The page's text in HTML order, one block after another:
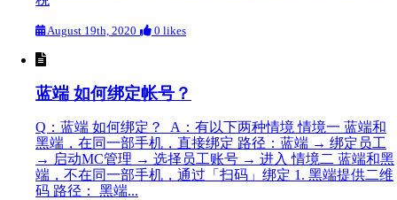
August 19th, 2020 0 likes
蓝端 如何绑定帐号？
Q：蓝端 如何绑定？ A：有以下两种情境 情境一 蓝端和
黑端，在同一部手机，直接绑定 路径：蓝端 → 绑定员工
→ 启动MC管理 → 选择员工账号 → 进入 情境二 蓝端和黑
端，不在同一部手机，通过「扫码」绑定 1. 黑端提供二维
码 路径： 黑端...